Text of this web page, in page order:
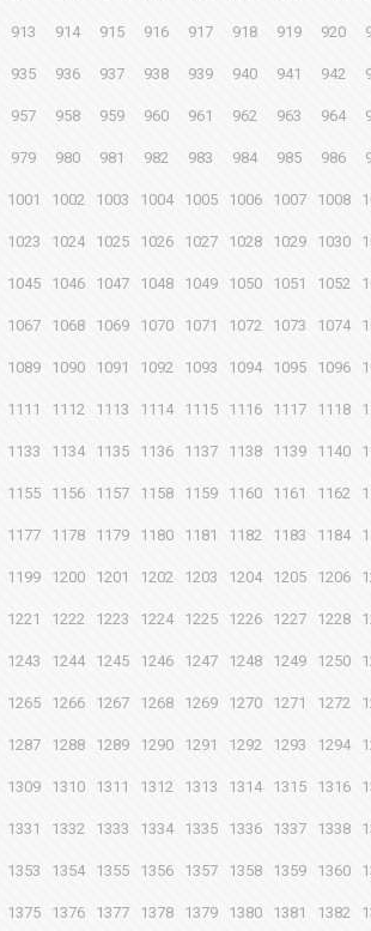
913 914 915 916 917 918 919 920
935 936 937 938 939 940 941 942
957 958 959 960 961 962 963 964
979 980 981 982 983 984 985 986
1001 1002 1003 1004 1005 1006 1007 1008
1023 1024 1025 1026 1027 1028 1029 1030
1045 1046 1047 1048 1049 1050 1051 1052
1067 1068 1069 1070 1071 1072 1073 1074
1089 1090 1091 1092 1093 1094 1095 1096
1111 1112 1113 1114 1115 1116 1117 1118
1133 1134 1135 1136 1137 1138 1139 1140
1155 1156 1157 1158 1159 1160 1161 1162
1177 1178 1179 1180 1181 1182 1183 1184
1199 1200 1201 1202 1203 1204 1205 1206
1221 1222 1223 1224 1225 1226 1227 1228
1243 1244 1245 1246 1247 1248 1249 1250
1265 1266 1267 1268 1269 1270 1271 1272
1287 1288 1289 1290 1291 1292 1293 1294
1309 1310 1311 1312 1313 1314 1315 1316
1331 1332 1333 1334 1335 1336 1337 1338
1353 1354 1355 1356 1357 1358 1359 1360
1375 1376 1377 1378 1379 1380 1381 1382